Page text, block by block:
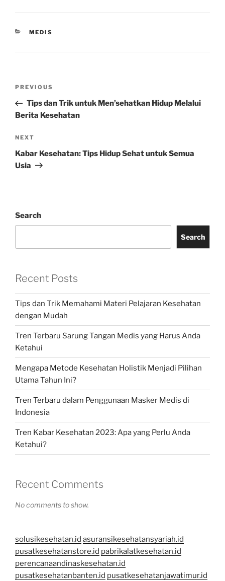
CATEGORIES
MEDIS
Previous
Post
PREVIOUS
Tips dan Trik untuk Men’sehatkan Hidup Melalui
Berita Kesehatan
Next
Post
NEXT
Kabar Kesehatan: Tips Hidup Sehat untuk Semua
Usia
Search
Search
Recent Posts
Tips dan Trik Memahami Materi Pelajaran Kesehatan
dengan Mudah
Tren Terbaru Sarung Tangan Medis yang Harus Anda
Ketahui
Mengapa Metode Kesehatan Holistik Menjadi Pilihan
Utama Tahun Ini?
Tren Terbaru dalam Penggunaan Masker Medis di
Indonesia
Tren Kabar Kesehatan 2023: Apa yang Perlu Anda
Ketahui?
Recent Comments
No comments to show.
solusikesehatan.id asuransikesehatansyariah.id
pusatkesehatanstore.id pabrikalatkesehatan.id
perencanaandinaskesehatan.id
pusatkesehatanbanten.id pusatkesehatanjawatimur.id